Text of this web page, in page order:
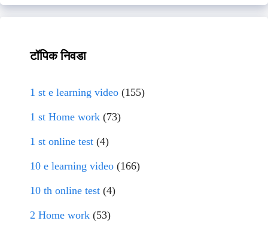
टॉपिक निवडा
1 st e learning video (155)
1 st Home work (73)
1 st online test (4)
10 e learning video (166)
10 th online test (4)
2 Home work (53)